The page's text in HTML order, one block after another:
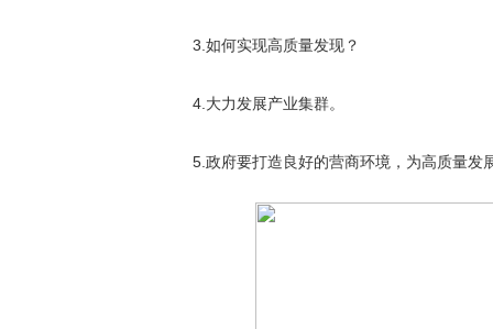
3.如何实现高质量发现？
4.大力发展产业集群。
5.政府要打造良好的营商环境，为高质量发